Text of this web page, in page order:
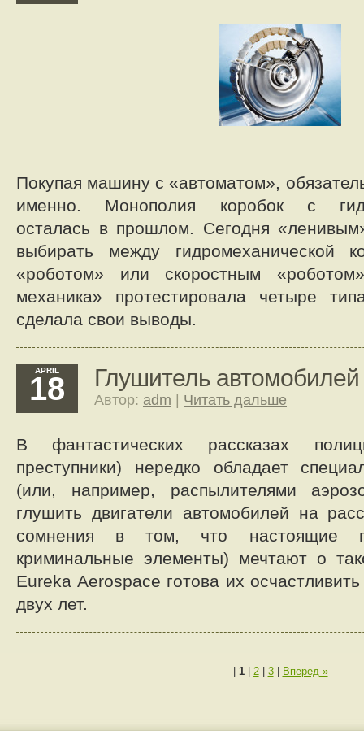
Покупая машину с «автоматом»,
именно. Монополия коробок с
осталась в прошлом. Сегодня
выбирать между гидромеханической
«роботом» или скоростным
механика» протестировала четыре
сделала свои выводы.
APRIL
18 Глушитель автомобилей
Автор: adm Читать дальше
В фантастических рассказах
преступники) нередко обладает
(или, например, распылителями
глушить двигатели автомобилей на
сомнения в том, что настоящие
криминальные элементы) мечтают о
Eureka Aerospace готова их
двух лет.
1| 2| 3| Вперед »